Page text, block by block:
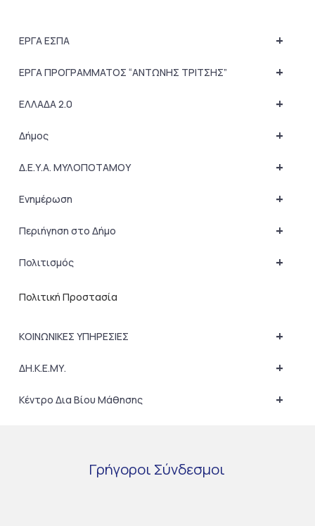
+
ΕΡΓΑ ΕΣΠΑ
+
ΕΡΓΑ ΠΡΟΓΡΑΜΜΑΤΟΣ “ΑΝΤΩΝΗΣ ΤΡΙΤΣΗΣ”
+
ΕΛΛΑΔΑ 2.0
+
Δήμος
+
Δ.Ε.Υ.Α. ΜΥΛΟΠΟΤΑΜΟΥ
+
Ενημέρωση
+
Περιήγηση στο Δήμο
+
Πολιτισμός
Πολιτική Προστασία
+
ΚΟΙΝΩΝΙΚΕΣ ΥΠΗΡΕΣΙΕΣ
+
ΔΗ.Κ.Ε.ΜΥ.
+
Κέντρο Δια Βίου Μάθησης
Γρήγοροι Σύνδεσμοι